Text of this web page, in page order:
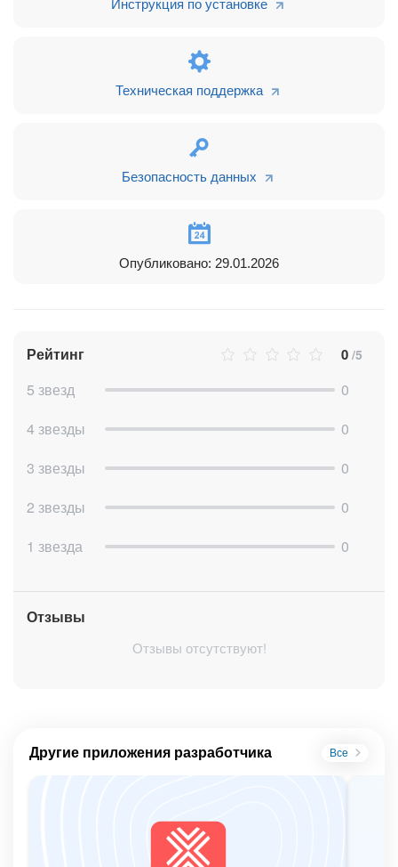
сделок и счетов
Преимущества:
- Актуальный статус оплаты счетов в CRM
- Менеджеры сразу видят поступление денег от клиента
- Безопасное хранение данных с шифрованием
приложения указаны на сайтеhttps://bcc.angrycode.kz/
Инструкция по установке
Техническая поддержка
Безопасность данных
Опубликовано: 29.01.2026
Рейтинг 0 /5
5 звезд
0
4 звезды
0
3 звезды
0
2 звезды
0
1 звезда
0
Отзывы
Отзывы отсутствуют!
Другие приложения разработчика Все